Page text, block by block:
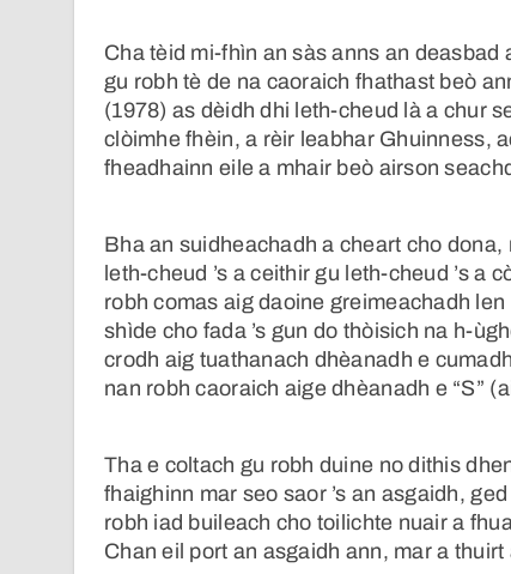
Cha tèid mi-fhìn an sàs anns an
gu robh tè de na caoraich fhathast beò
(1978) as dèidh dhi leth-cheud là a chur
clòimhe fhèin, a rèir leabhar Ghuinness,
fheadhainn eile a mhair beò airson
Bha an suidheachadh a cheart cho dona,
leth-cheud ’s a ceithir gu leth-cheud ’s a
robh comas aig daoine greimeachadh
shìde cho fada ’s gun do thòisich na h-
crodh aig tuathanach dhèanadh e
nan robh caoraich aige dhèanadh e “S”
Tha e coltach gu robh duine no dithis
fhaighinn mar seo saor ’s an asgaidh,
robh iad buileach cho toilichte nuair a
Chan eil port an asgaidh ann, mar a thuirt